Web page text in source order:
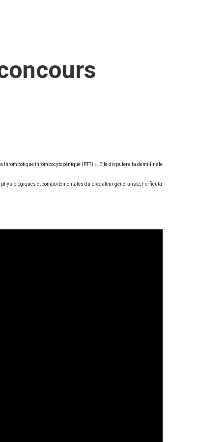
thrombotique thrombocytopénique (PTT) ». Elle disputera la demi-finale
physiologiques et comportementales du prédateur généraliste, Forficula